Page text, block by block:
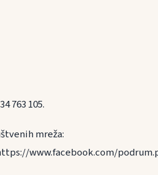
763 105.
mreža:
www.facebook.com/